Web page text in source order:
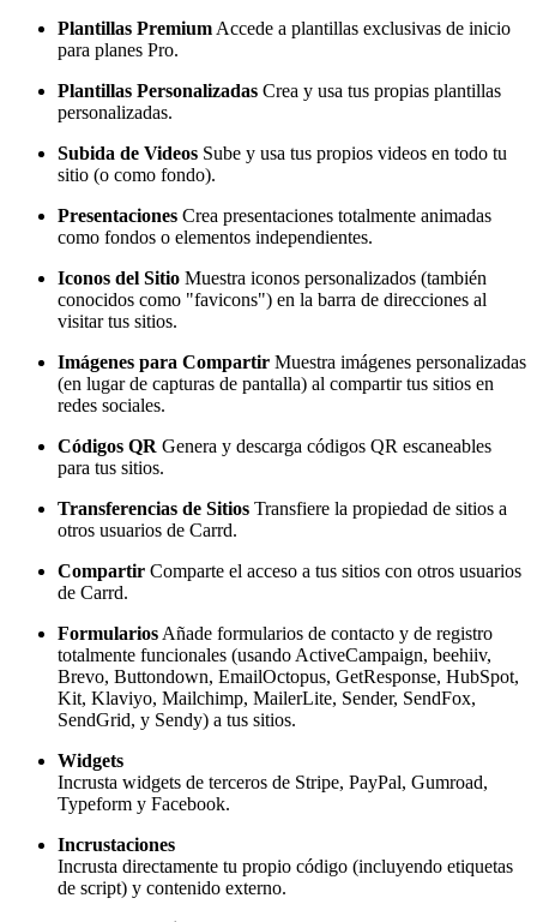
Plantillas Premium Accede a plantillas exclusivas de inicio
para planes Pro.
Plantillas Personalizadas Crea y usa tus propias plantillas
personalizadas.
Subida de Videos Sube y usa tus propios videos en todo tu
sitio (o como fondo).
Presentaciones Crea presentaciones totalmente animadas
como fondos o elementos independientes.
Iconos del Sitio Muestra iconos personalizados (también
conocidos como "favicons") en la barra de direcciones al
visitar tus sitios.
Imágenes para Compartir Muestra imágenes personalizadas
(en lugar de capturas de pantalla) al compartir tus sitios en
redes sociales.
Códigos QR Genera y descarga códigos QR escaneables
para tus sitios.
Transferencias de Sitios Transfiere la propiedad de sitios a
otros usuarios de Carrd.
Compartir Comparte el acceso a tus sitios con otros usuarios
de Carrd.
Formularios Añade formularios de contacto y de registro
totalmente funcionales (usando ActiveCampaign, beehiiv,
Brevo, Buttondown, EmailOctopus, GetResponse, HubSpot,
Kit, Klaviyo, Mailchimp, MailerLite, Sender, SendFox,
SendGrid, y Sendy) a tus sitios.
Widgets
Incrusta widgets de terceros de Stripe, PayPal, Gumroad,
Typeform y Facebook.
Incrustaciones
Incrusta directamente tu propio código (incluyendo etiquetas
de script) y contenido externo.